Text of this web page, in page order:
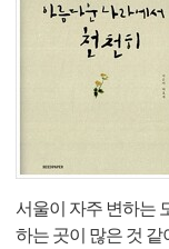
서울이 자주 변하는
하는 곳이 많은 것